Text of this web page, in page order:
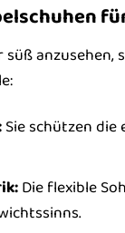
anzusehen,
Sie schützen die
Die flexible